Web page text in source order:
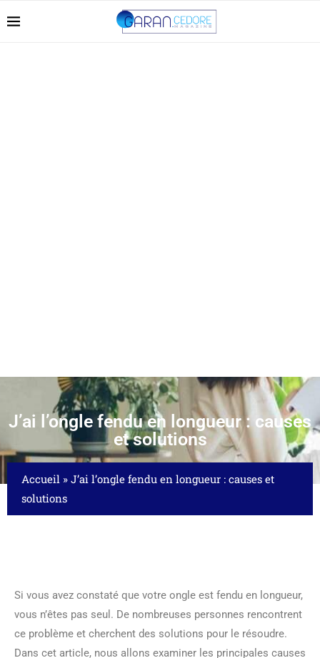
J’ai l’ongle fendu en longueur : causes
et solutions
Accueil » J’ai l’ongle fendu en longueur : causes et
solutions
Si vous avez constaté que votre ongle est fendu en longueur,
vous n’êtes pas seul. De nombreuses personnes rencontrent
ce problème et cherchent des solutions pour le résoudre.
Dans cet article, nous allons examiner les principales causes